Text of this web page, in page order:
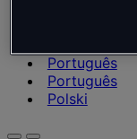
Português
Português
Polski